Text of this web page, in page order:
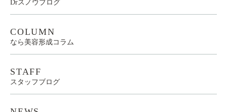
Drスノウブログ
COLUMN
なら美容形成コラム
STAFF
スタッフブログ